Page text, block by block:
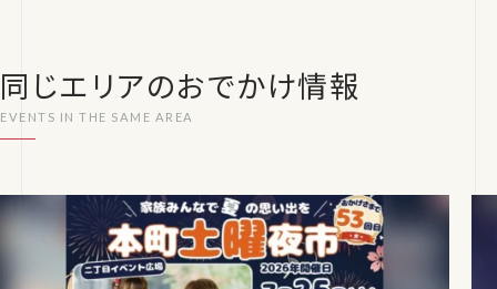
同じエリアのおでかけ情報